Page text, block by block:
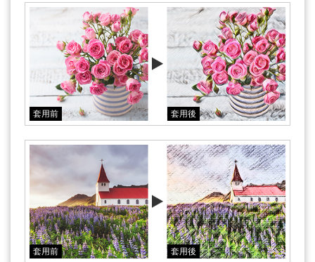
套用前 套用後
套用前 套用後